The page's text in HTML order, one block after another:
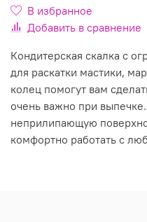
В избранное
Добавить в сравнение
Кондитерская скалка с
для раскатки мастики,
колец помогут вам
очень важно при
неприлипающую
комфортно работать с